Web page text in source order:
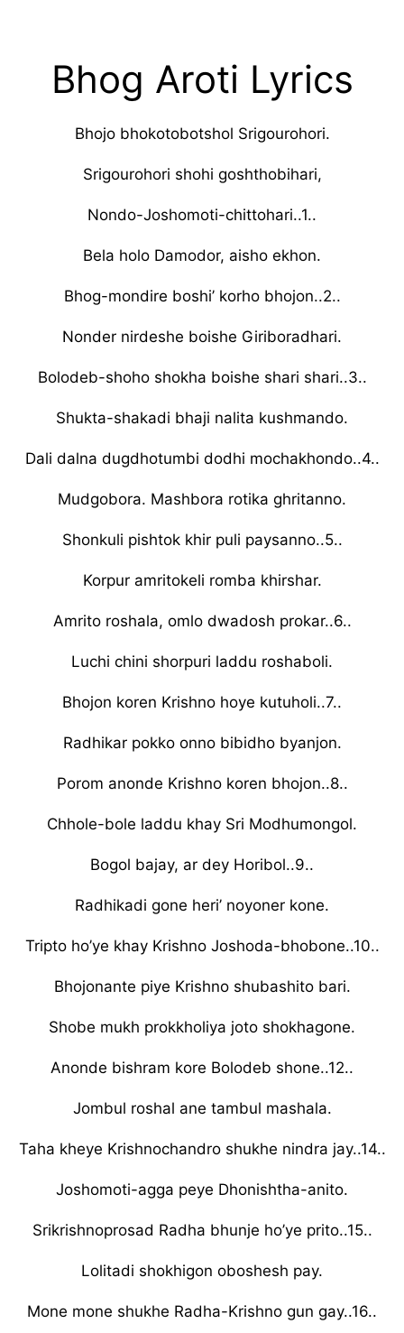
Bhog Aroti Lyrics
Bhojo bhokotobotshol Srigourohori.
Srigourohori shohi goshthobihari,
Nondo-Joshomoti-chittohari..1..
Bela holo Damodor, aisho ekhon.
Bhog-mondire boshi’ korho bhojon..2..
Nonder nirdeshe boishe Giriboradhari.
Bolodeb-shoho shokha boishe shari shari..3..
Shukta-shakadi bhaji nalita kushmando.
Dali dalna dugdhotumbi dodhi mochakhondo..4..
Mudgobora. Mashbora rotika ghritanno.
Shonkuli pishtok khir puli paysanno..5..
Korpur amritokeli romba khirshar.
Amrito roshala, omlo dwadosh prokar..6..
Luchi chini shorpuri laddu roshaboli.
Bhojon koren Krishno hoye kutuholi..7..
Radhikar pokko onno bibidho byanjon.
Porom anonde Krishno koren bhojon..8..
Chhole-bole laddu khay Sri Modhumongol.
Bogol bajay, ar dey Horibol..9..
Radhikadi gone heri’ noyoner kone.
Tripto ho’ye khay Krishno Joshoda-bhobone..10..
Bhojonante piye Krishno shubashito bari.
Shobe mukh prokkholiya joto shokhagone.
Anonde bishram kore Bolodeb shone..12..
Jombul roshal ane tambul mashala.
Taha kheye Krishnochandro shukhe nindra jay..14..
Joshomoti-agga peye Dhonishtha-anito.
Srikrishnoprosad Radha bhunje ho’ye prito..15..
Lolitadi shokhigon oboshesh pay.
Mone mone shukhe Radha-Krishno gun gay..16..